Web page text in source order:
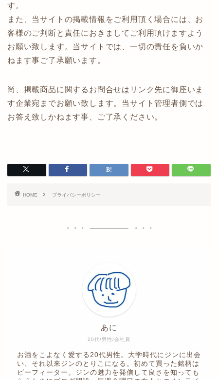
す。
また、当サイトの掲載情報をご利用頂く場合には、お
客様のご判断と責任におきましてご利用頂けますよう
お願い致します。当サイトでは、一切の責任を負いか
ねます事ご了承願います。
尚、掲載商品に関するお問合せはリンク先に御座いま
す企業宛までお願い致します。当サイト管理者側では
お答え致しかねます事、ご了承ください。
HOME プライバシーポリシー
20代/男性/会社員
あに
お酒をこよなく愛する20代男性。大学時代にジンに出会
い、それ以来ジンのとりこになる。初めて買った銘柄は
ビーフィーター。ジンの魅力を発信して良さを知っても